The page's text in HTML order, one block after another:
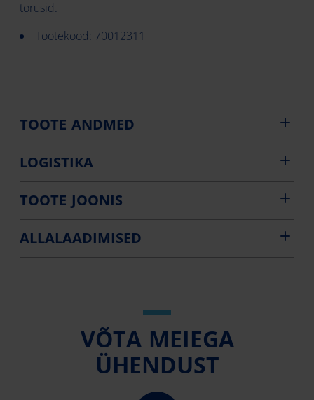
torusid.
Tootekood: 70012311
TOOTE ANDMED
LOGISTIKA
TOOTE JOONIS
ALLALAADIMISED
VÕTA MEIEGA
ÜHENDUST